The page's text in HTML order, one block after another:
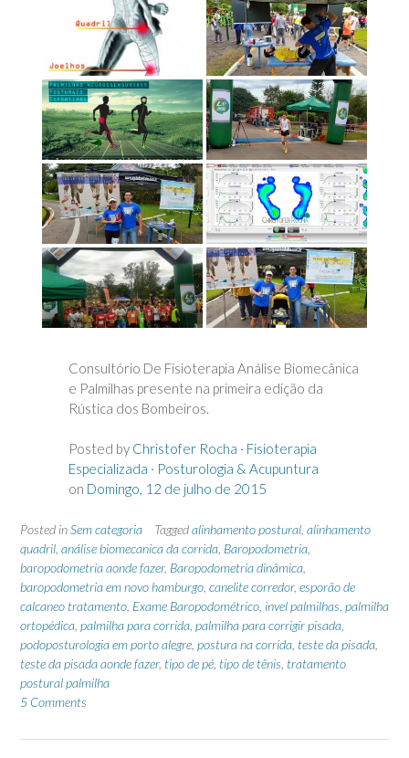
Consultório De Fisioterapia Análise Biomecânica
e Palmilhas presente na primeira edição da
Rústica dos Bombeiros.
Posted by Christofer Rocha · Fisioterapia
Especializada · Posturologia & Acupuntura
on Domingo, 12 de julho de 2015
Posted inSem categoria Taggedalinhamento postural alinhamento
quadril análise biomecanica da corrida Baropodometria
baropodometria aonde fazer, Baropodometria dinâmica
baropodometria em novo hamburgo canelite corredor, esporão de
calcaneo tratamento Exame Baropodométrico invel palmilhas palmilha
ortopédica palmilha para corrida palmilha para corrigir pisada
podoposturologia em porto alegre postura na corrida teste da pisada
teste da pisada aonde fazer, tipo de pé tipo de tênis tratamento
postural palmilha
5 Comments